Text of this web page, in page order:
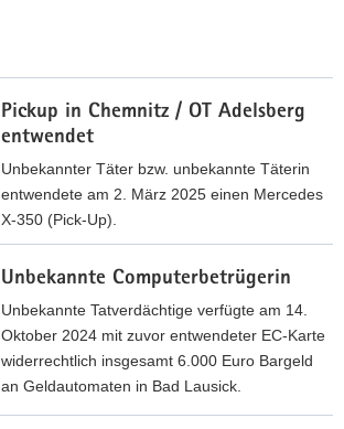
Pickup in Chemnitz / OT Adelsberg
entwendet
Unbekannter Täter bzw. unbekannte Täterin
entwendete am 2. März 2025 einen Mercedes
X-350 (Pick-Up).
Unbekannte Computerbetrügerin
Unbekannte Tatverdächtige verfügte am 14.
Oktober 2024 mit zuvor entwendeter EC-Karte
widerrechtlich insgesamt 6.000 Euro Bargeld
an Geldautomaten in Bad Lausick.